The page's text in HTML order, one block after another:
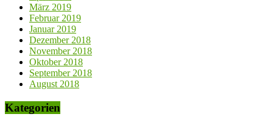
März 2019
Februar 2019
Januar 2019
Dezember 2018
November 2018
Oktober 2018
September 2018
August 2018
Kategorien